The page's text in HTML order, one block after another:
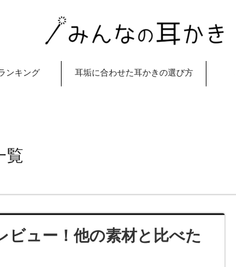
ンキング 耳垢に合わせた耳かきの選び方
覧
ビュー！他の素材と比べた